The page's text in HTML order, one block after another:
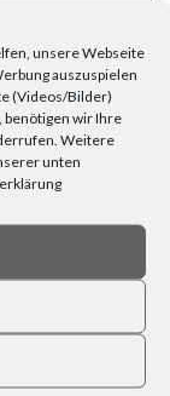
unsere Webseite
auszuspielen
(Videos/Bilder)
benötigen wir Ihre
Weitere
unten